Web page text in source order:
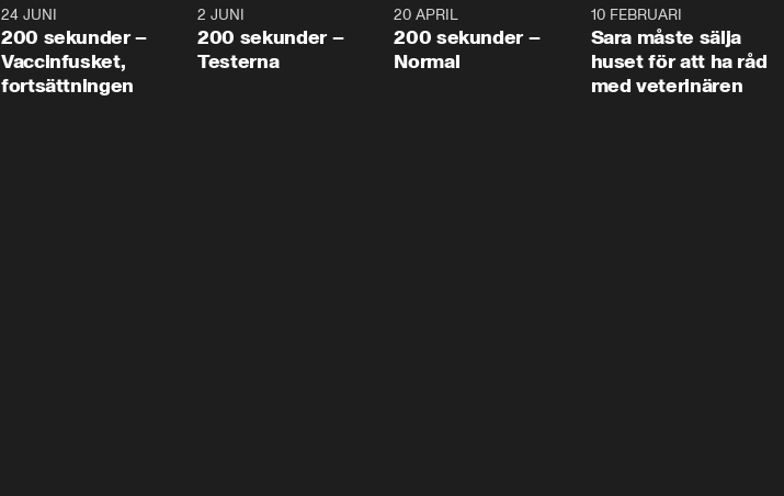
5:00
24 JUNI
200 sekunder –
Vaccinfusket,
fortsättningen
4:23
2 JUNI
200 sekunder –
Testerna
20 APRIL
200 sekunder –
Normal
10 FEBRUARI
Sara måste sälja
huset för att ha råd
med veterinären